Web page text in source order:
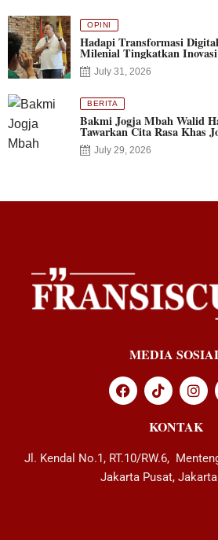
OPINI
Hadapi Transformasi
Milenial Tingkatkan
July 31, 2026
BERITA
Bakmi Jogja Mbah Walid
Tawarkan Cita Rasa Khas
July 29, 2026
MEDIA
KONTAK
Jl. Kendal No.1, RT.10/RW.6,
Jakarta Pusat,